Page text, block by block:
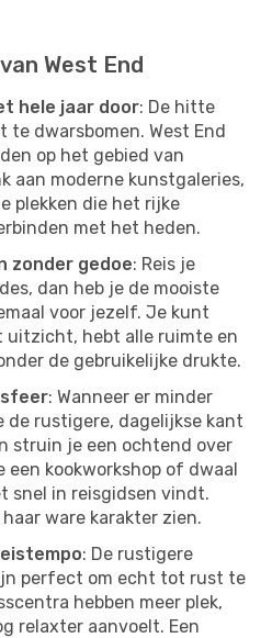
West End
hele jaar door: De hitte
dwarsbomen. West End
op het gebied van
aan moderne kunstgaleries,
plekken die het rijke
met het heden.
zonder gedoe: Reis je
dan heb je de mooiste
voor jezelf. Je kunt
hebt alle ruimte en
de gebruikelijke drukte.
: Wanneer er minder
rustigere, dagelijkse kant
struin je een ochtend over
een kookworkshop of dwaal
snel in reisgidsen vindt.
ware karakter zien.
: De rustigere
perfect om echt tot rust te
hebben meer plek,
relaxter aanvoelt. Een